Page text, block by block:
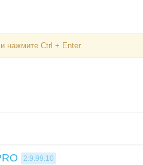
нажмите Ctrl + Enter
2.9.99.10